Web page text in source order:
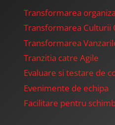
Transformarea
Transformarea Culturii
Transformarea
Tranzitia catre Agile
Evaluare si testare de
Evenimente de echipa
Facilitare pentru